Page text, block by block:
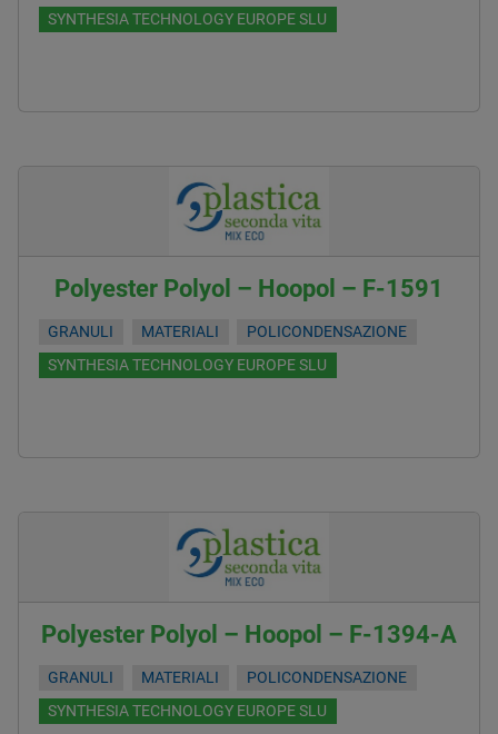
SYNTHESIA TECHNOLOGY EUROPE SLU
Polyester Polyol – Hoopol – F-1591
GRANULI MATERIALI
POLICONDENSAZIONE
SYNTHESIA TECHNOLOGY EUROPE SLU
Polyester Polyol – Hoopol – F-1394-A
GRANULI MATERIALI
POLICONDENSAZIONE
SYNTHESIA TECHNOLOGY EUROPE SLU